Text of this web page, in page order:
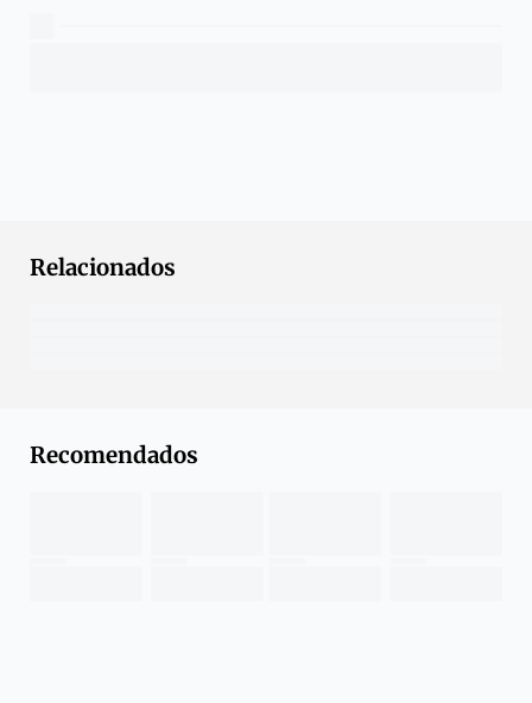
Relacionados
Recomendados